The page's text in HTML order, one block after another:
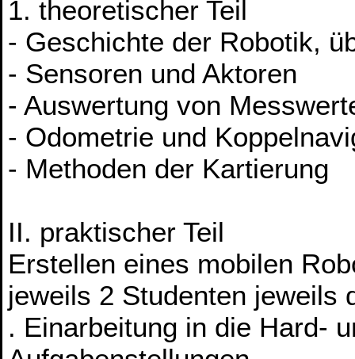
1. theoretischer Teil
- Geschichte der Robotik,
- Sensoren und Aktoren
- Auswertung von
- Odometrie und
- Methoden der Kartierung
II. praktischer Teil
Erstellen eines mobilen
jeweils 2 Studenten jeweils
. Einarbeitung in die Hard-